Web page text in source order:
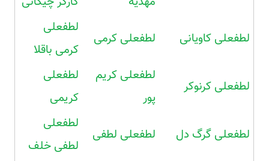
لطفعلی کاویانی لطفعلی کرمی
لطفعلی
کرمی باقلا
لطفعلی کرنوکر
لطفعلی کریم
پور
لطفعلی
کریمی
لطفعلی گرگ دل لطفعلی لطفی
لطفعلی
لطفی خلف